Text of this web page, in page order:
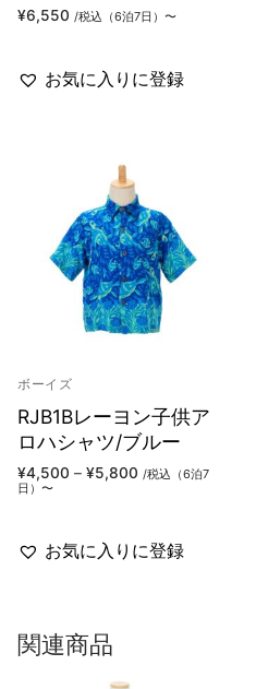
¥6,550 /税込（6泊7日）〜
お気に入りに登録
ボーイズ
RJB1Bレーヨン子供ア
ロハシャツ/ブルー
¥4,500 – ¥5,800 価
格
¥5,800
/税込（6泊7
日）〜
お気に入りに登録
関連商品